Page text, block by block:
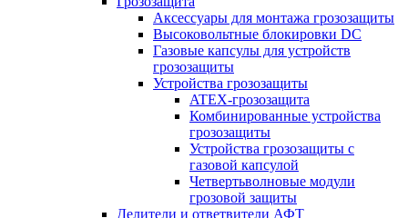
Аксессуары для монтажа грозозащиты
Высоковольтные блокировки DC
Газовые капсулы для устройств
грозозащиты
Устройства грозозащиты
ATEX-грозозащита
Комбинированные устройства
грозозащиты
Устройства грозозащиты с
газовой капсулой
Четвертьволновые модули
грозовой защиты
Делители и ответвители АФТ